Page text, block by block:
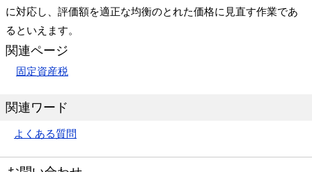
に対応し、評価額を適正な均衡のとれた価格に見直す作業であ
るといえます。
関連ページ
固定資産税
関連ワード
よくある質問